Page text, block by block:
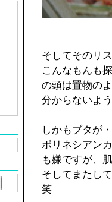
そしてそのリ
こんなもんも
の頭は置物の
分からないよ
しかもブタが
ポリネシアン
も嫌ですが、
そしてまたし
笑